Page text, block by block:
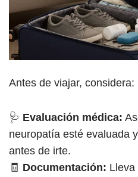
Antes de viajar, considera:
🩺 Evaluación médica:
neuropatía esté evaluada
antes de irte.
🧾 Documentación: Lleva